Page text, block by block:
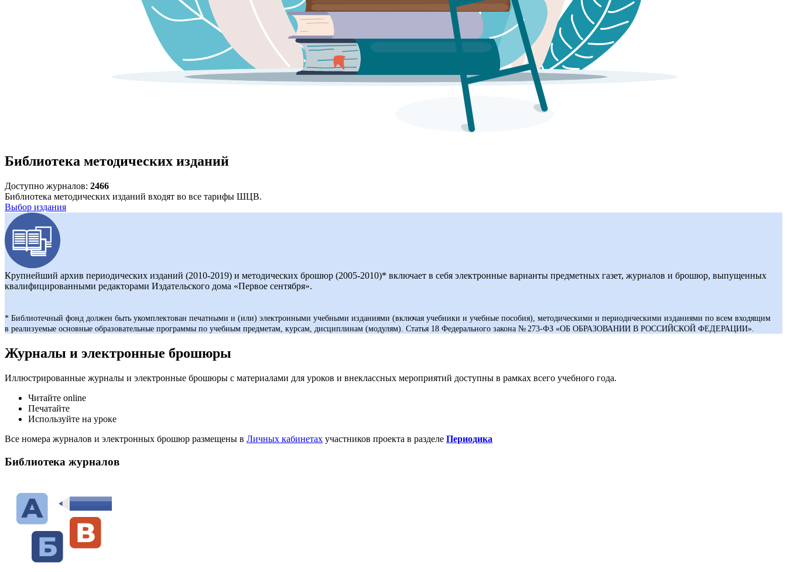
Библиотека методических изданий
Доступно журналов: 2466
Библиотека методических изданий входят во все тарифы ШЦВ.
Выбор издания
Крупнейший архив периодических изданий (2010-2019) и методических брошюр (2005-2010)* включает в себя электронные варианты предметных газет, журналов и брошюр, выпущенных
квалифицированными редакторами Издательского дома «Первое сентября».
* Библиотечный фонд должен быть укомплектован печатными и (или) электронными учебными изданиями (включая учебники и учебные пособия), методическими и периодическими изданиями по всем входящим
в реализуемые основные образовательные программы по учебным предметам, курсам, дисциплинам (модулям). Статья 18 Федерального закона № 273-ФЗ «ОБ ОБРАЗОВАНИИ В РОССИЙСКОЙ ФЕДЕРАЦИИ».
Журналы и электронные брошюры
Иллюстрированные журналы и электронные брошюры с материалами для уроков и внеклассных мероприятий доступны в рамках всего учебного года.
Читайте online
Печатайте
Используйте на уроке
Все номера журналов и электронных брошюр размещены в Личных кабинетах участников проекта в разделе Периодика
Библиотека журналов